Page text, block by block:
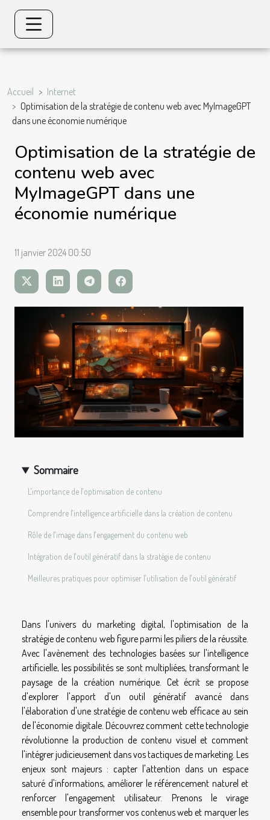
Accueil
Internet
Optimisation de la stratégie de contenu web avec MyImageGPT
dans une économie numérique
Optimisation de la stratégie de
contenu web avec
MyImageGPT dans une
économie numérique
11 janvier 2024 00:50
Sommaire
L'importance de l'optimisation de contenu
Comprendre l'intelligence artificielle dans la création de contenu
Rôle de l'image dans l'engagement du contenu web
Intégration de l'outil génératif dans la stratégie de contenu
Meilleures pratiques pour optimiser l'utilisation de l'outil génératif
Dans l'univers du marketing digital, l'optimisation de la
stratégie de contenu web figure parmi les piliers de la réussite.
Avec l'avènement des technologies basées sur l'intelligence
artificielle, les possibilités se sont multipliées, transformant le
paysage de la création numérique. Cet écrit se propose
d'explorer l'apport d'un outil génératif avancé dans
l'élaboration d'une stratégie de contenu web efficace au sein
de l'économie digitale. Découvrez comment cette technologie
révolutionne la production de contenu visuel et comment
l'intégrer judicieusement dans vos tactiques de marketing. Les
enjeux sont majeurs : capter l'attention dans un espace
saturé d'informations, améliorer le référencement naturel et
renforcer l'engagement utilisateur. Prenons le virage
ensemble pour transformer vos contenus web et marquer les